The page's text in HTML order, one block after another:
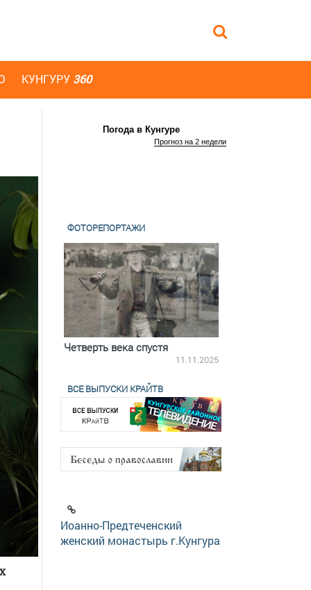
КУНГУРУ 360
Погода в Кунгуре
Прогноз на 2 недели
ФОТОРЕПОРТАЖИ
18.12.2025
Четверть века спустя
11.11.2025
ВСЕ ВЫПУСКИ КРАЙТВ
Иоанно-Предтеченский
женский монастырь г.Кунгура